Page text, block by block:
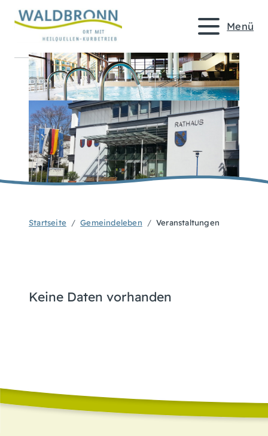
Menü
Startseite Gemeindeleben Veranstaltungen
Keine Daten vorhanden